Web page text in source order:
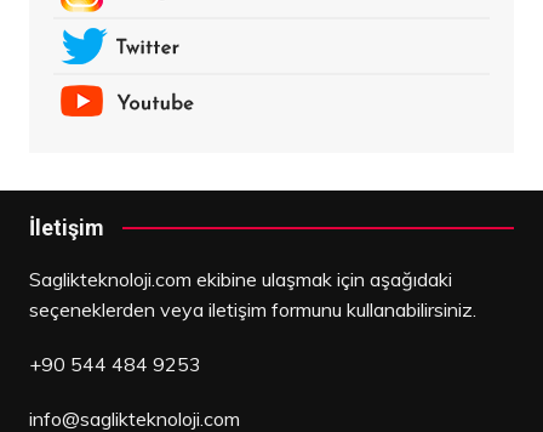
İletişim
Saglikteknoloji.com ekibine ulaşmak için aşağıdaki
seçeneklerden veya iletişim formunu kullanabilirsiniz.
+90 544 484 9253
info@saglikteknoloji.com